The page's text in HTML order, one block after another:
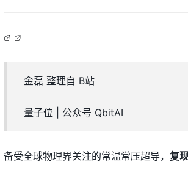
金磊 整理自 B站
量子位 | 公众号 QbitAI
备受全球物理界关注的常温常压超导， 复